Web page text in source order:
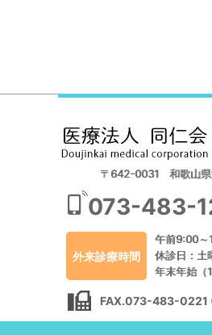
〒642-0031 和歌山県
073-483-
外来診療時間
午前9:00
休診日：土
年末年始（
FAX.073-483-0221